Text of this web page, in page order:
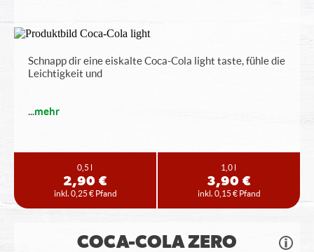
Schnapp dir eine eiskalte Coca-Cola light taste, fühle die
Leichtigkeit und
...mehr
0,5 l
2,90 €
inkl. 0,25 € Pfand
1,0 l
3,90 €
inkl. 0,15 € Pfand
COCA-COLA ZERO